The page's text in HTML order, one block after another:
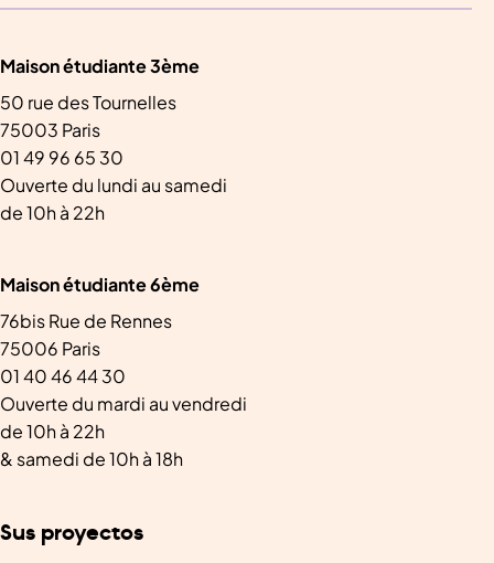
Maison étudiante 3ème
50 rue des Tournelles
75003 Paris
01 49 96 65 30
Ouverte du lundi au samedi
de 10h à 22h
Maison étudiante 6ème
76bis Rue de Rennes
75006 Paris
01 40 46 44 30
Ouverte du mardi au vendredi
de 10h à 22h
& samedi de 10h à 18h
Sus proyectos